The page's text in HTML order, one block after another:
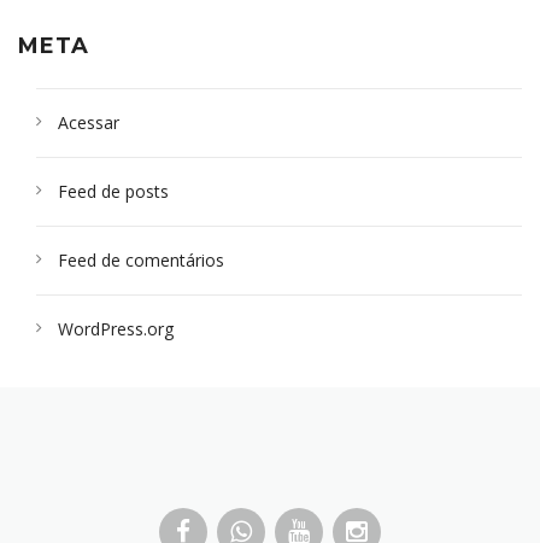
META
Acessar
Feed de posts
Feed de comentários
WordPress.org